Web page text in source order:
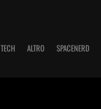
TECH ALTRO SPACENERD